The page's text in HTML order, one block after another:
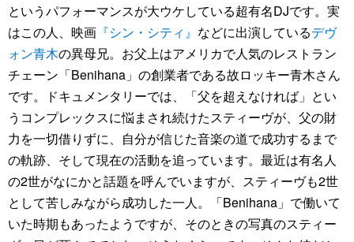
というパフォーマンスが大ウケしている超有名DJです。実
はこの人、映画 『シン・シティ』 などに出演しているデヴ
ォン青木の異母兄。お父上はアメリカで人気のレストラン
チェーン「Benihana」の創業者である故ロッキー青木さん
です。ドキュメンタリーでは、「父を超えなければ」とい
うコンプレックスに悩まされ続けたスティーヴが、父の財
力を一切借りずに、自分が信じた音楽の道で成功するまで
の軌跡、そして現在の活動を追っています。最近は有名人
の2世がなにかと話題を呼んでいますが、スティーヴも2世
として苦しみながら成功した一人。「Benihana」で働いて
いた時期もあったようですが、そのときの写真のスティー